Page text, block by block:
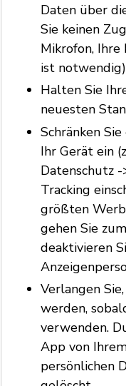
Daten über
Sie keinen
Mikrofon,
ist
Halten Sie
neuesten
Schränken
Ihr Gerät ein
Datenschutz
Tracking
größten
gehen Sie
deaktivieren
Verlangen
werden,
verwenden.
App von
persönlichen